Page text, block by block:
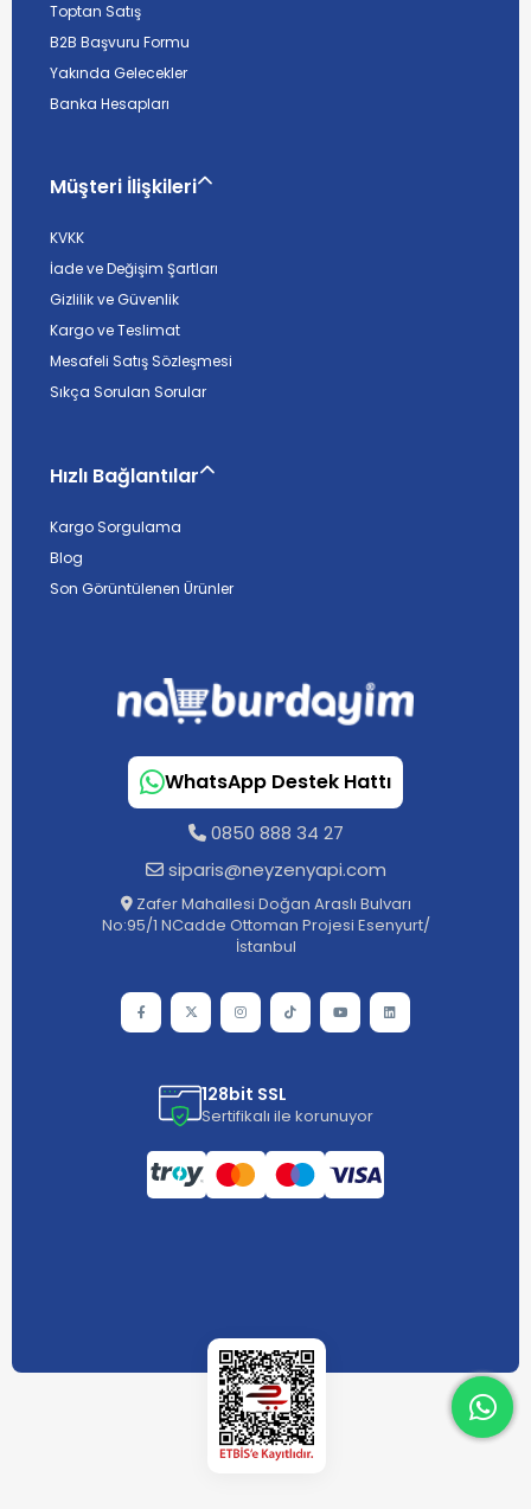
Toptan Satış
B2B Başvuru Formu
Yakında Gelecekler
Banka Hesapları
Müşteri İlişkileri
KVKK
İade ve Değişim Şartları
Gizlilik ve Güvenlik
Kargo ve Teslimat
Mesafeli Satış Sözleşmesi
Sıkça Sorulan Sorular
Hızlı Bağlantılar
Kargo Sorgulama
Blog
Son Görüntülenen Ürünler
WhatsApp Destek Hattı
0850 888 34 27
siparis@neyzenyapi.com
Zafer Mahallesi Doğan Araslı Bulvarı
No:95/1 NCadde Ottoman Projesi Esenyurt/
İstanbul
128bit SSL
Sertifikalı ile korunuyor